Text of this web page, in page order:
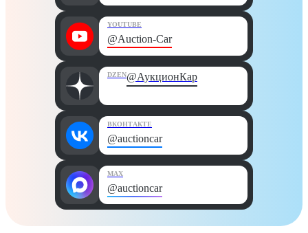
YOUTUBE
@Auction-Car
DZEN@АукционКар
ВКОНТАКТЕ
@auctioncar
MAX
@auctioncar